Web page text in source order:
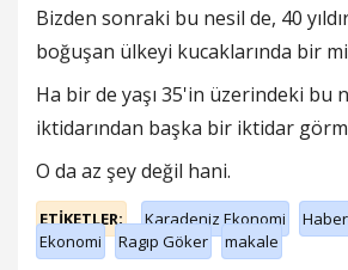
Bizden sonraki bu nesil de, 40
boğuşan ülkeyi kucaklarında bir
Ha bir de yaşı 35'in üzerindeki bu
iktidarından başka bir iktidar
O da az şey değil hani.
ETİKETLER; Karadeniz Ekonomi
Ekonomi
Ragıp Göker makale